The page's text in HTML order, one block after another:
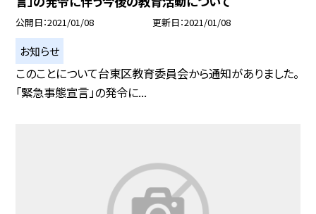
公開日 2021/01/08 更新日 2021/01/08
お知らせ
このことについて台東区教育委員会から通知がありました。
「緊急事態宣言」の発令に...